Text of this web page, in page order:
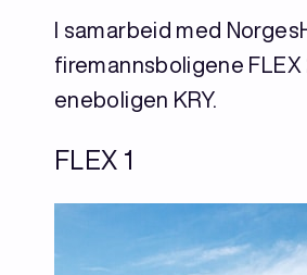
I samarbeid med
firemannsboligene FLEX
eneboligen KRY.
FLEX 1